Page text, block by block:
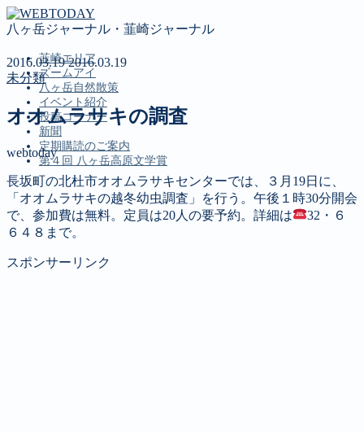
八ヶ岳ジャーナル・韮崎ジャーナル
韮崎エリア
ズームアイ
八ヶ岳自然散策
イベント紹介
投稿コーナー
新聞
定期購読のご案内
第４回 八ヶ岳高原文学賞
MENU
韮崎エリア
ズームアイ
八ヶ岳自然散策
2016.03.192016.03.19
未分類
オオムラサキの調査
webtoday
長坂町の北杜市オオムラサキセンターでは、３月19日に、
「オオムラサキの越冬幼虫調査」を行う。午後１時30分開会
で、参加費は無料。定員は20人の要予約。詳細は
32・６
６４８まで。
スポンサーリンク